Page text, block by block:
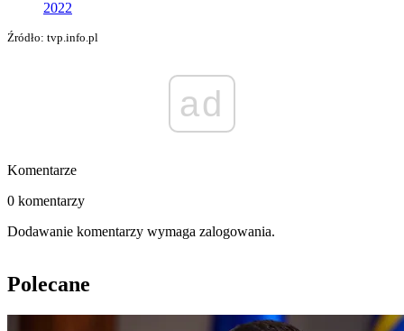
2022
Źródło: tvp.info.pl
ad
Komentarze
0 komentarzy
Dodawanie komentarzy wymaga zalogowania.
Polecane